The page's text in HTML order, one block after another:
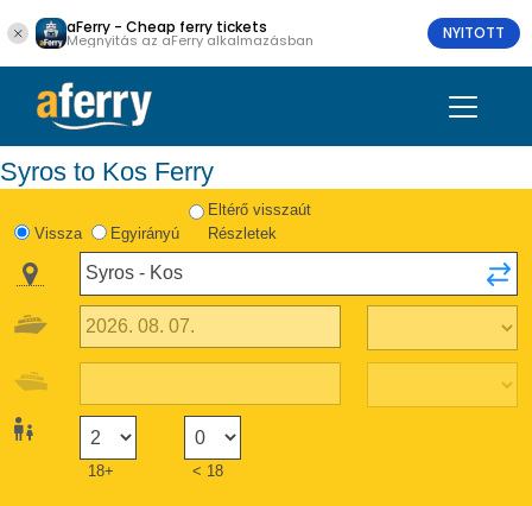
aFerry - Cheap ferry tickets
Megnyitás az aFerry alkalmazásban NYITOTT
Syros to Kos Ferry
Vissza Egyirányú
Eltérő visszaút
Részletek
18+ < 18